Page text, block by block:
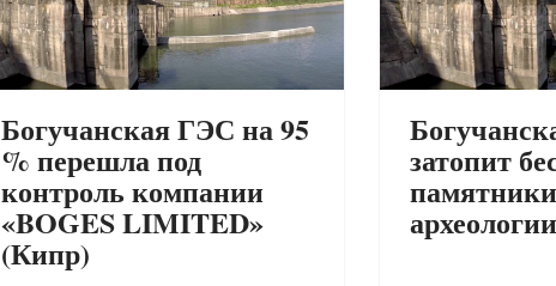
Богучанская ГЭС на 95
% перешла под
контроль компании
«BOGES LIMITED»
(Кипр)
затопит
археологии